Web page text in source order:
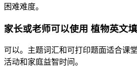
困难难度。
家长或老师可以使用 植物英文填
可以。主题词汇和可打印题面适合课
活动和家庭益智时间。